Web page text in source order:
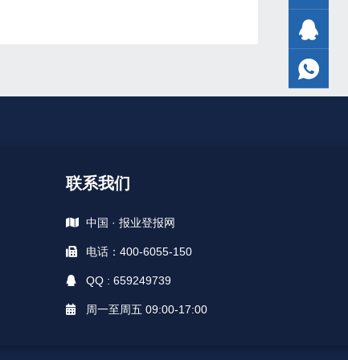
联系我们
中国 · 报业登报网
电话：400-6055-150
QQ : 659249739
周一至周五 09:00-17:00